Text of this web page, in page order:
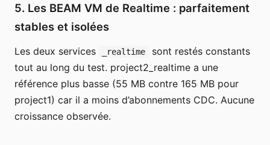
5. Les BEAM VM de Realtime : parfaitement
stables et isolées
Les deux services _realtime
sont restés constants
tout au long du test. project2_realtime a une
référence plus basse (55 MB contre 165 MB pour
project1) car il a moins d’abonnements CDC. Aucune
croissance observée.